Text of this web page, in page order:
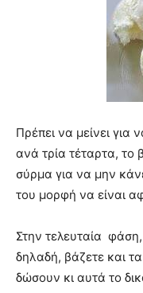
Πρέπει να μείνει
ανά τρία τέταρτα, το
σύρμα για να μην
του μορφή να είναι
Στην τελευταία φάση,
δηλαδή, βάζετε και
δώσουν κι αυτά το